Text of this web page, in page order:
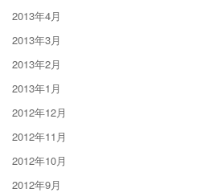
2013年4月
2013年3月
2013年2月
2013年1月
2012年12月
2012年11月
2012年10月
2012年9月